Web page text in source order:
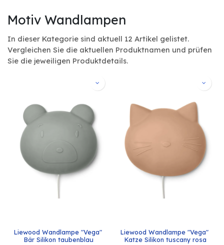
Motiv Wandlampen
In dieser Kategorie sind aktuell 12 Artikel gelistet.
Vergleichen Sie die aktuellen Produktnamen und prüfen
Sie die jeweiligen Produktdetails.
Liewood Wandlampe "Vega"
Bär Silikon taubenblau
Liewood Wandlampe "Vega"
Katze Silikon tuscany rosa